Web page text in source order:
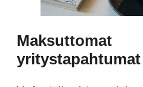
Maksuttomat
yritystapahtumat